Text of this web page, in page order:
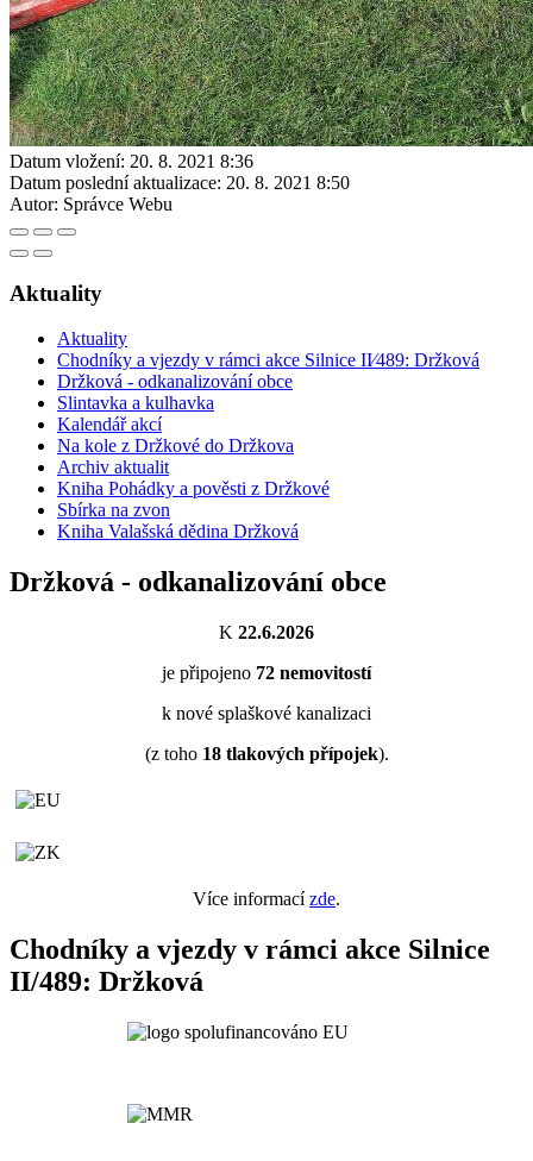
Datum vložení: 20. 8. 2021 8:36
Datum poslední aktualizace: 20. 8. 2021 8:50
Autor: Správce Webu
Aktuality
Aktuality
Chodníky a vjezdy v rámci akce Silnice II⁄489: Držková
Držková - odkanalizování obce
Slintavka a kulhavka
Kalendář akcí
Na kole z Držkové do Držkova
Archiv aktualit
Kniha Pohádky a pověsti z Držkové
Sbírka na zvon
Kniha Valašská dědina Držková
Držková - odkanalizování obce
K 22.6.2026
je připojeno 72 nemovitostí
k nové splaškové kanalizaci
(z toho 18tlakových přípojek).
Více informacízde.
Chodníky a vjezdy v rámci akce Silnice
II/489: Držková